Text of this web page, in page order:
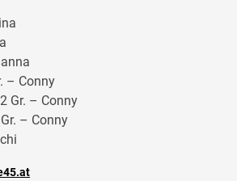
– Conny
Gr. – Conny
– Conny